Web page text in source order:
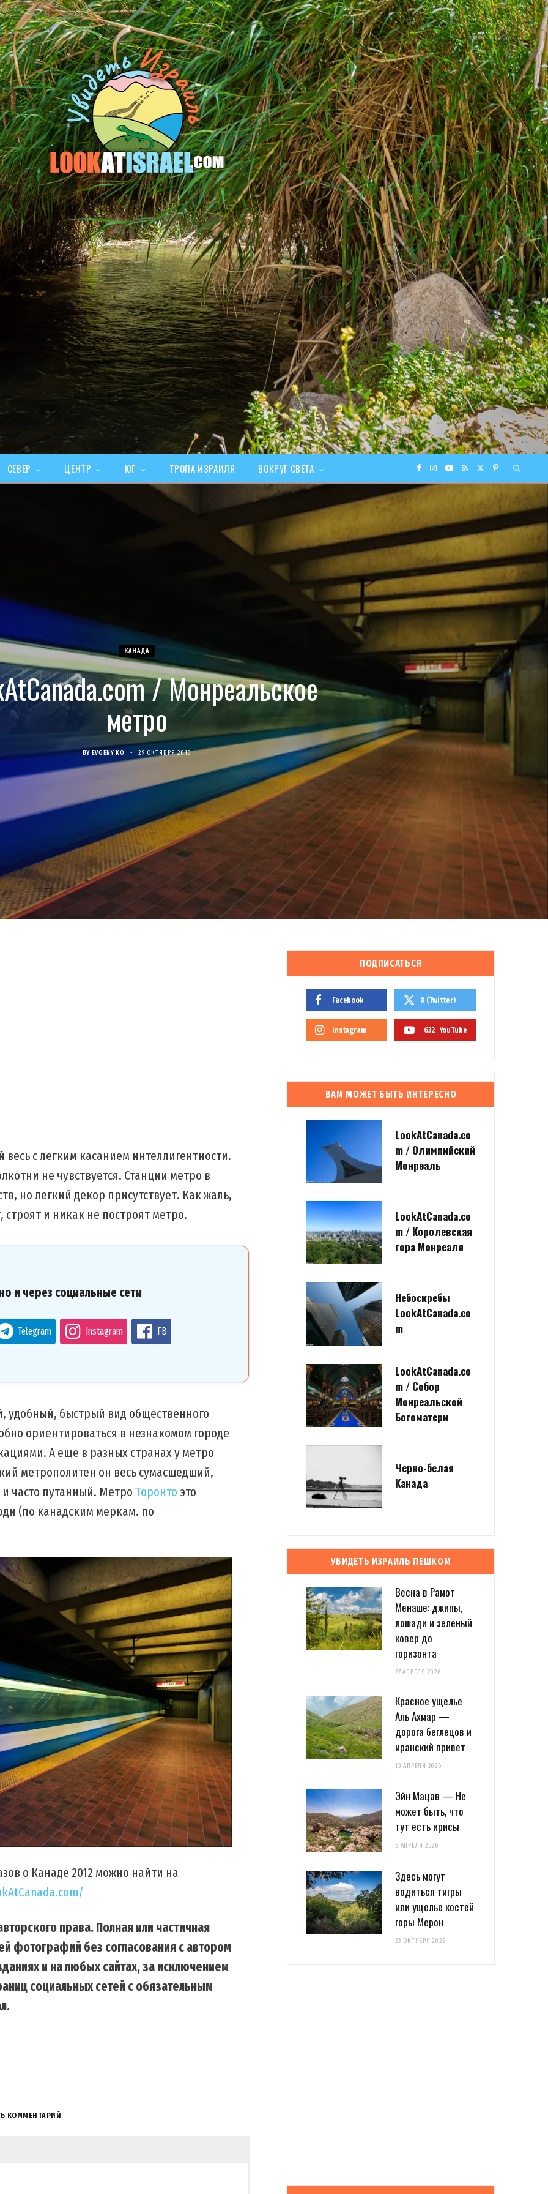
F
c
o
k
I
s
t
g
a
Y
u
b
e
R
w
i
t
P
i
t
e
e
СЕВЕР ЦЕНТР ЮГ ТРОПА ИЗРАИЛЯ ВОКРУГ СВЕТА
КАНАДА
/ Монреальское
метро
BY EVGENY KO 29 ОКТЯБРЯ 2013
с легким касанием интеллигентности.
не чувствуется. Станции метро в
но легкий декор присутствует. Как жаль,
строят и никак не построят метро.
и через социальные сети
Telegram Instagram FB
удобный, быстрый вид общественного
ориентироваться в незнакомом городе
А еще в разных странах у метро
метрополитен он весь сумасшедший,
часто путанный. МетроТоронто это
(по канадским меркам. по
о Канаде 2012 можно найти на
права. Полная или частичная
фотографий без согласования с автором
и на любых сайтах, за исключением
социальных сетей с обязательным
КОММЕНТАРИЙ
ПОДПИСАТЬСЯ
Facebook X (Twitter)
Instagram 632 YouTube
ВАМ МОЖЕТ БЫТЬ ИНТЕРЕСНО
LookAtCanada.co
m / Олимпийский
Монреаль
LookAtCanada.co
m / Королевская
гора Монреаля
Небоскребы
LookAtCanada.co
m
LookAtCanada.co
m / Собор
Монреальской
Богоматери
Черно-белая
Канада
УВИДЕТЬ ИЗРАИЛЬ ПЕШКОМ
Весна в Рамот
Менаше: джипы,
лошади и зеленый
ковер до
горизонта
27 АПРЕЛЯ 2026
Красное ущелье
Аль Ахмар —
дорога беглецов и
иранский привет
13 АПРЕЛЯ 2026
Эйн Мацав — Не
может быть, что
тут есть ирисы
5 АПРЕЛЯ 2026
Здесь могут
водиться тигры
или ущелье костей
горы Мерон
23 ОКТЯБРЯ 2025